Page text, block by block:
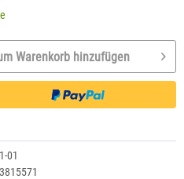
Warenkorb hinzufügen
01